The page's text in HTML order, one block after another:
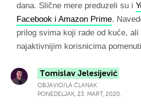
dana. Slične mere preduzeli su i
Facebook i Amazon Prime.
prilog svima koji rade od kuće, ali
najaktivnijim korisnicima
Tomislav Jelesijević
OBJAVIO/LA ČLANAK.
PONEDELJAK, 23. MART, 2020.